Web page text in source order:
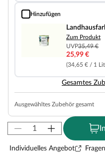
Hinzufügen
Landhausfarbe 2101 Weiß
Zum Produkt
UVP35,49 €
25,99 €
(34,65 € / 1
Gesamtes
Ausgewähltes Zubehör gesamt
Individuelles Angebot